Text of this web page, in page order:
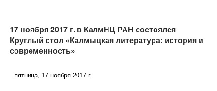
17 ноября 2017 г. в КалмНЦ РАН состоялся
Круглый стол «Калмыцкая литература: история и
современность»
пятница, 17 ноября 2017 г.